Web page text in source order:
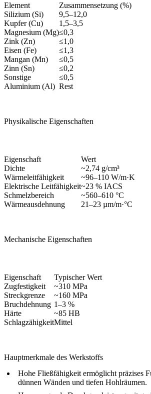
Element
Zusammensetzung (%)
Silizium (Si)
9,5–12,0
Kupfer (Cu)
1,5–3,5
Magnesium (Mg)≤0,3
Zink (Zn)
≤1,0
Eisen (Fe)
≤1,3
Mangan (Mn)
≤0,5
Zinn (Sn)
≤0,2
Sonstige
≤0,5
Aluminium (Al) Rest
Physikalische Eigenschaften
Eigenschaft
Wert
Dichte
~2,74 g/cm³
Wärmeleitfähigkeit
~96–110 W/m·K
Elektrische Leitfähigkeit~23 % IACS
Schmelzbereich
~560–610 °C
Wärmeausdehnung
21–23 µm/m·°C
Mechanische Eigenschaften
Eigenschaft
Typischer Wert
Zugfestigkeit
~310 MPa
Streckgrenze
~160 MPa
Bruchdehnung 1–3 %
Härte
~85 HB
SchlagzähigkeitMittel
Hauptmerkmale des Werkstoffs
Hohe Fließfähigkeit ermöglicht präzises
dünnen Wänden und tiefen Hohlräumen.